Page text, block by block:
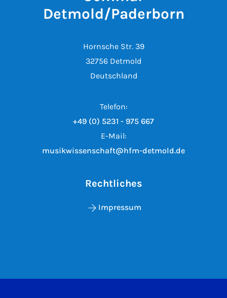
Detmold/Paderborn
Hornsche Str. 39
32756 Detmold
Deutschland
Telefon:
+49 (0) 5231 - 975 667
E-Mail:
musikwissenschaft@hfm-detmold.de
Rechtliches
Impressum